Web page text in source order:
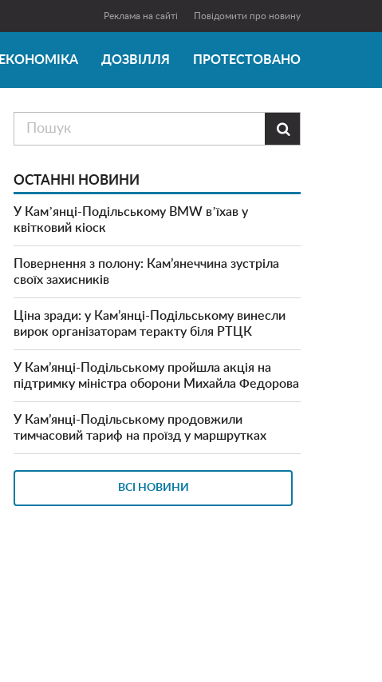
Реклама на сайті Повідомити про новину
ЕКОНОМІКА ДОЗВІЛЛЯ ПРОТЕСТОВАНО

ОСТАННІ НОВИНИ
У Камʼянці-Подільському BMW вʼїхав у
квітковий кіоск
Повернення з полону: Кам’янеччина зустріла
своїх захисників
Ціна зради: у Кам’янці-Подільському винесли
вирок організаторам теракту біля РТЦК
У Кам’янці-Подільському пройшла акція на
підтримку міністра оборони Михайла Федорова
У Кам’янці-Подільському продовжили
тимчасовий тариф на проїзд у маршрутках
ВСІ НОВИНИ